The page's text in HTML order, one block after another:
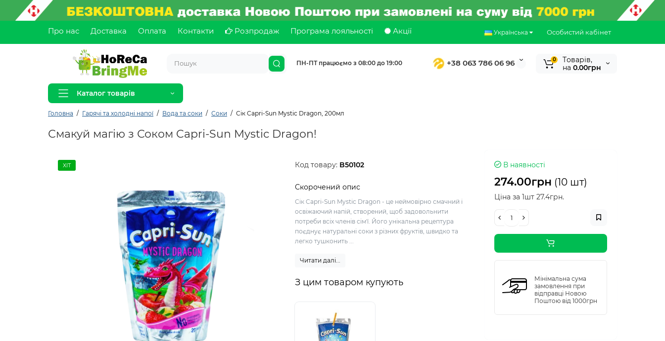
Про нас Доставка Оплата Контакти Розпродаж Програма лояльності Акції Особистий кабінет
Українська
ПН-ПТ працюємо з 08:00 до 19:00 +38 063 786 06 96 0
Tоварів,
на 0.00грн
Каталог товарів
Головна Гарячі та холодні напої Вода та соки Соки Сік Capri-Sun Mystic Dragon, 200мл
Смакуй магію з Соком Capri-Sun Mystic Dragon!
ХІТ Код товару: B50102
Скорочений опис
Сік Capri-Sun Mystic Dragon - це неймовірно смачний і
освіжаючий напій, створений, щоб задовольнити
потреби всіх членів сім'ї. Його унікальна рецептура
поєднує натуральні соки з різних фруктів, швидко та
легко тушконить ...
Читати далі...
З цим товаром купують
В наявності
274.00грн (10 шт)
Ціна за 1шт 27.4грн.
Мінімальна сума
замовлення при
відправці Новою
Поштою від 1000грн